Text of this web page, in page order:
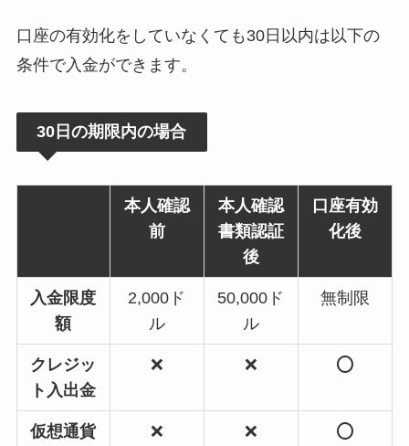
口座の有効化をしていなくても30日以内は以下の
条件で入金ができます。
30日の期限内の場合
本人確認
前
本人確認
書類認証
後
口座有効
化後
入金限度
額
2,000ド
ル
50,000ド
ル
無制限
クレジッ
ト入出金
❌ ❌ ⭕️
仮想通貨
❌ ❌ ⭕️